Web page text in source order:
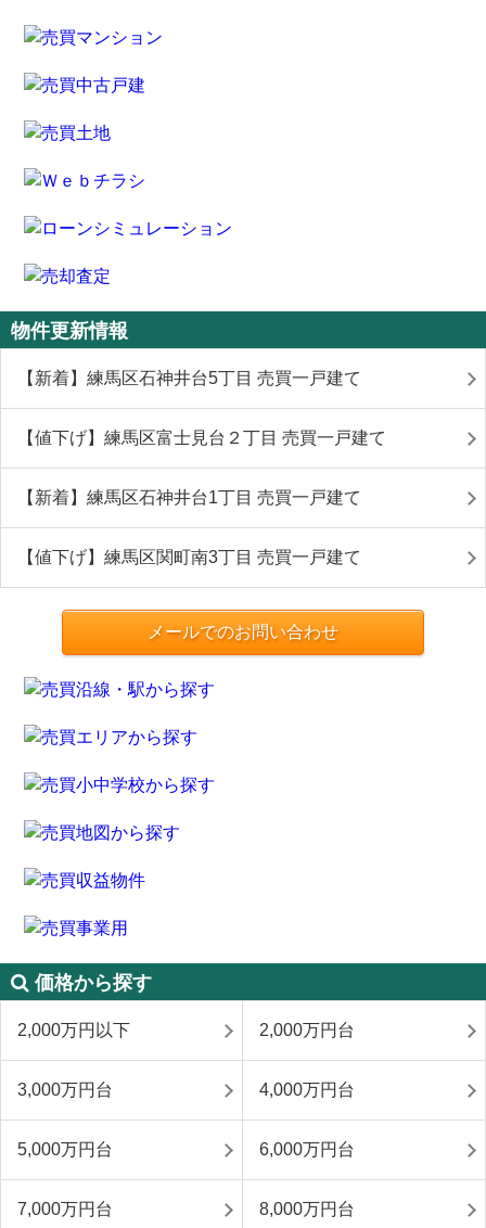
物件更新情報
【新着】練馬区石神井台5丁目 売買一戸建て
【値下げ】練馬区富士見台２丁目 売買一戸建て
【新着】練馬区石神井台1丁目 売買一戸建て
【値下げ】練馬区関町南3丁目 売買一戸建て
メールでのお問い合わせ
価格から探す
2,000万円以下 2,000万円台
3,000万円台 4,000万円台
5,000万円台 6,000万円台
7,000万円台 8,000万円台